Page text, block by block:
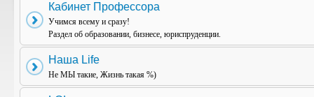
Кабинет Профессора
Учимся всему и сразу!
Раздел об образовании, бизнесе, юриспруденции.
Наша Life
Не МЫ такие, Жизнь такая %)